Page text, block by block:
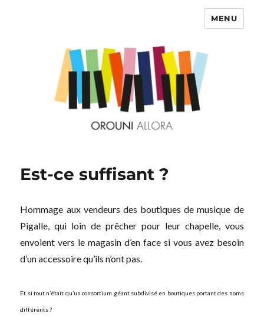
MENU
Est-ce suffisant ?
Hommage aux vendeurs des boutiques de musique de
Pigalle, qui loin de prêcher pour leur chapelle, vous
envoient vers le magasin d’en face si vous avez besoin
d’un accessoire qu’ils n’ont pas.
Et si tout n’était qu’un consortium géant subdivisé en boutiques portant des noms
différents ?